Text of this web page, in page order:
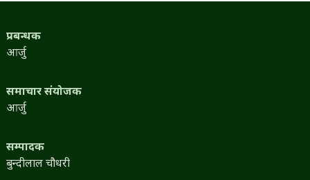
प्रबन्धक
आर्जु
समाचार संयोजक
आर्जु
सम्पादक
बुन्दीलाल चौधरी